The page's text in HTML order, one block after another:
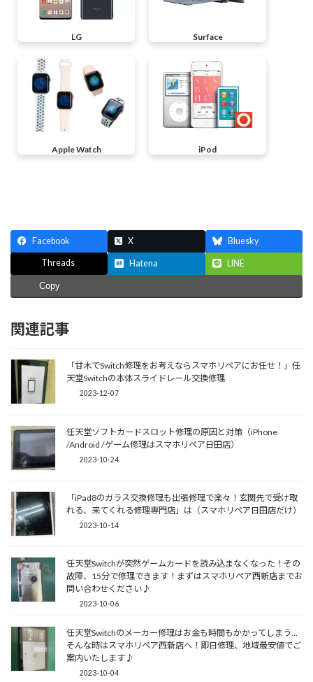
LG Surface
Apple Watch iPod
Facebook X Bluesky
Threads Hatena LINE
Copy
関連記事
「甘木でSwitch修理をお考えならスマホリペアにお任せ！」任
天堂Switchの本体スライドレール交換修理
2023-12-07
任天堂ソフトカードスロット修理の原因と対策（iPhone
/Android /ゲーム修理はスマホリペア日田店）
2023-10-24
「iPad8のガラス交換修理も出張修理で楽々！玄関先で受け取
れる、来てくれる修理専門店」は（スマホリペア日田店だけ）
2023-10-14
任天堂Switchが突然ゲームカードを読み込まなくなった！その
故障、15分で修理できます！まずはスマホリペア西新店までお
問い合わせください♪
2023-10-06
任天堂Switchのメーカー修理はお金も時間もかかってしまう...
そんな時はスマホリペア西新店へ！即日修理、地域最安値でご
案内いたします♪
2023-10-04